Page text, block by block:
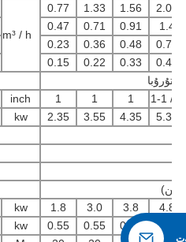
m³ / h
0.77 1.33 1.56
2.01
0.47 0.71 0.91
1.4
0.23 0.36 0.48
0.74
0.15 0.22 0.33
0.48
inch 1 1 1
1-1 / 2
kw 2.35 3.55 4.35
5.35
kw 1.8 3.0 3.8 4.8
kw 0.55 0.55 0.55
0.55